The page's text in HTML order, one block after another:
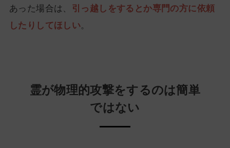
あった場合は、 引っ越しをするとか専門の方に依頼
したりしてほしい。
霊が物理的攻撃をするのは簡単
ではない